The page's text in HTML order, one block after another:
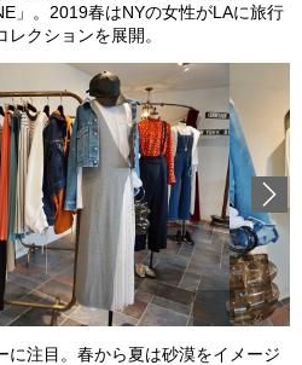
」。2019春はNYの女性がLAに旅行
クションを展開。
に注目。春から夏は砂漠をイメージ